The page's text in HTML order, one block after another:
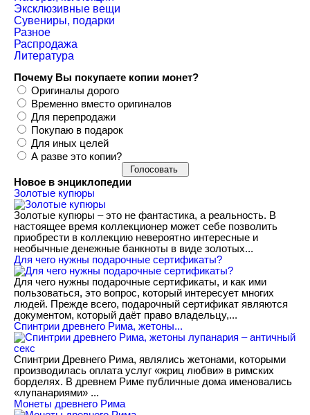
Эксклюзивные вещи
Сувениры, подарки
Разное
Распродажа
Литература
Почему Вы покупаете копии монет?
Оригиналы дорого
Временно вместо оригиналов
Для перепродажи
Покупаю в подарок
Для иных целей
А разве это копии?
Новое в энциклопедии
Золотые купюры
Золотые купюры – это не фантастика, а реальность. В
настоящее время коллекционер может себе позволить
приобрести в коллекцию невероятно интересные и
необычные денежные банкноты в виде золотых...
​Для чего нужны подарочные сертификаты?
Для чего нужны подарочные сертификаты, и как ими
пользоваться, это вопрос, который интересует многих
людей. Прежде всего, подарочный сертификат являются
документом, который даёт право владельцу,...
Спинтрии древнего Рима, жетоны...
Спинтрии Древнего Рима, являлись жетонами, которыми
производилась оплата услуг «жриц любви» в римских
борделях. В древнем Риме публичные дома именовались
«лупанариями» ...
Монеты древнего Рима